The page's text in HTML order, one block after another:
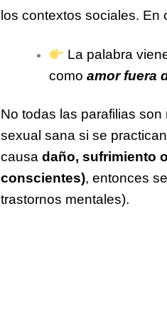
los contextos sociales. En
La palabra
como amor fuera
No todas las parafilias
sexual sana si se
causa daño, sufrimiento
conscientes), entonces
trastornos mentales).